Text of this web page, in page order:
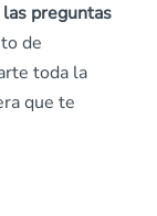
preguntas
de
toda la
que te